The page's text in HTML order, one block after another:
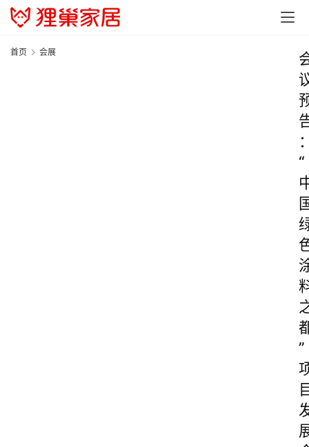
首页 会展
“
”